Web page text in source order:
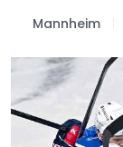
Mannheim